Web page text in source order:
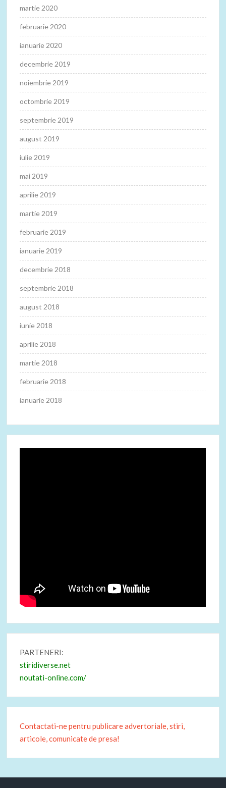
martie 2020
februarie 2020
ianuarie 2020
decembrie 2019
noiembrie 2019
octombrie 2019
septembrie 2019
august 2019
iulie 2019
mai 2019
aprilie 2019
martie 2019
februarie 2019
ianuarie 2019
decembrie 2018
septembrie 2018
august 2018
iunie 2018
aprilie 2018
martie 2018
februarie 2018
ianuarie 2018
PARTENERI:
stiridiverse.net
noutati-online.com/
Contactati-ne pentru publicare advertoriale, stiri,
articole, comunicate de presa!